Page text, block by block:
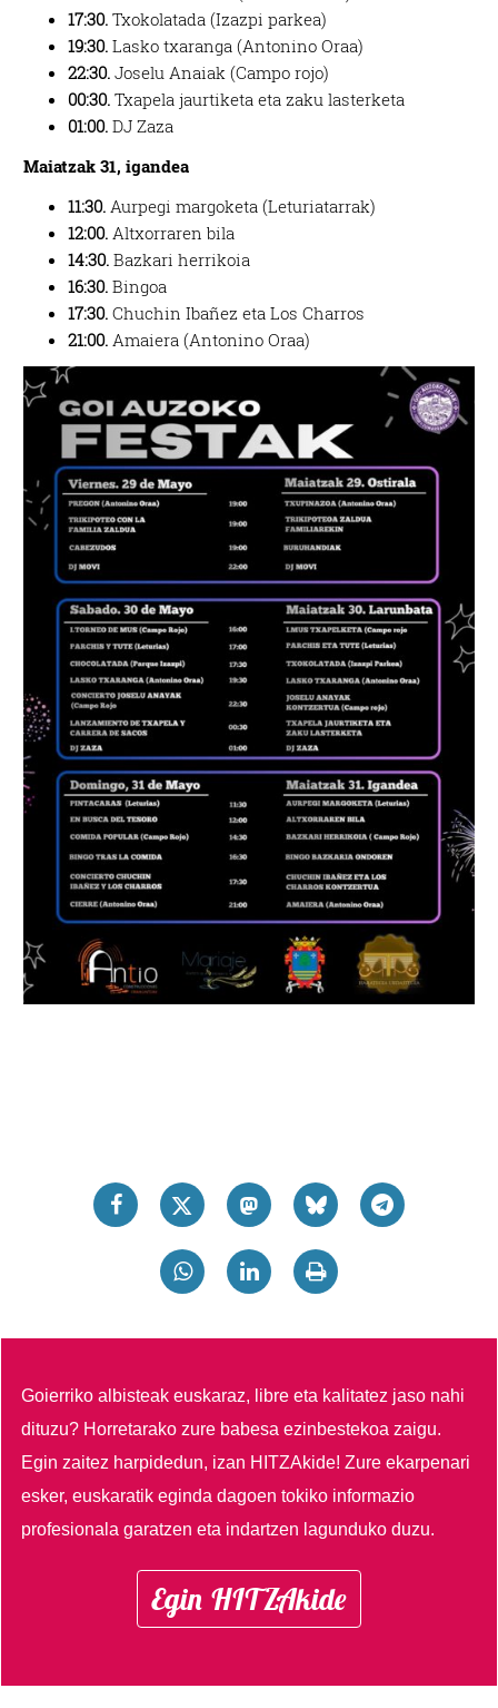
17:30. Txokolatada (Izazpi parkea)
19:30. Lasko txaranga (Antonino Oraa)
22:30. Joselu Anaiak (Campo rojo)
00:30. Txapela jaurtiketa eta zaku lasterketa
01:00. DJ Zaza
Maiatzak 31, igandea
11:30. Aurpegi margoketa (Leturiatarrak)
12:00. Altxorraren bila
14:30. Bazkari herrikoia
16:30. Bingoa
17:30. Chuchin Ibañez eta Los Charros
21:00. Amaiera (Antonino Oraa)
Goierriko albisteak euskaraz, libre eta kalitatez jaso nahi
dituzu? Horretarako zure babesa ezinbestekoa zaigu.
Egin zaitez harpidedun, izan HITZAkide!Zure ekarpenari
esker, euskaratik eginda dagoen tokiko informazio
profesionala garatzen eta indartzen lagunduko duzu.
Egin HITZAkide